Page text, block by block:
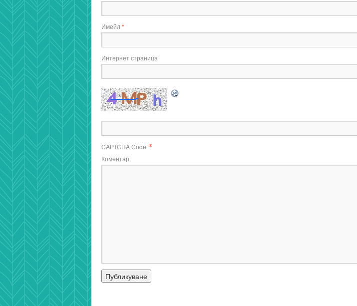
Имейл *
Интернет страница
CAPTCHA Code *
Коментар: